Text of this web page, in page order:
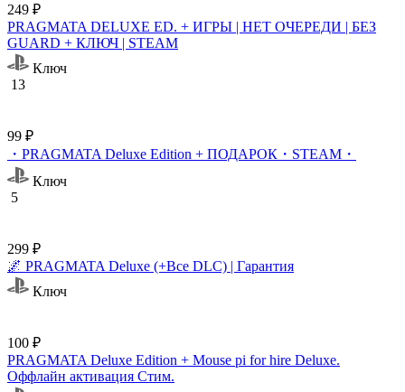
249 ₽
PRAGMATA DELUXE ED. + ИГРЫ | НЕТ ОЧЕРЕДИ | БЕЗ
GUARD + КЛЮЧ | STEAM
Ключ
13
99 ₽
・PRAGMATA Deluxe Edition + ПОДАРОК・STEAM・
Ключ
5
299 ₽
🌌 PRAGMATA Deluxe (+Все DLC) | Гарантия
Ключ
100 ₽
PRAGMATA Deluxe Edition + Mouse pi for hire Deluxe.
Оффлайн активация Cтим.